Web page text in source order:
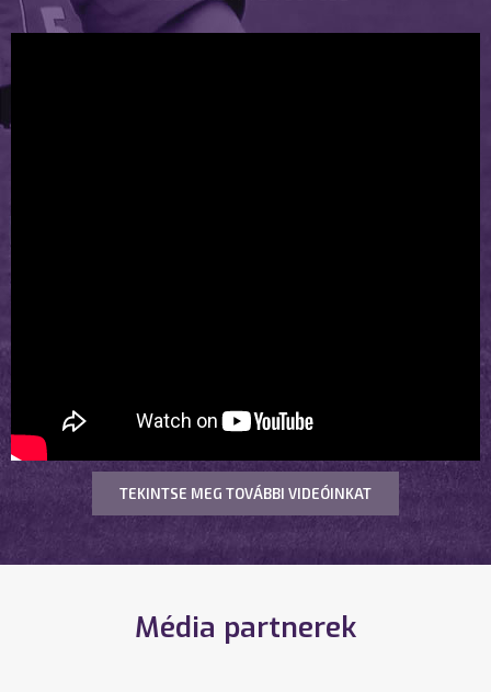
TEKINTSE MEG TOVÁBBI VIDEÓINKAT
Média partnerek